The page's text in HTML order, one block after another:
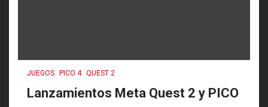
JUEGOS PICO 4 QUEST 2
Lanzamientos Meta Quest 2 y PICO